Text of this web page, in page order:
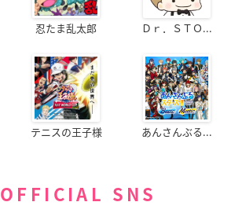
忍たま乱太郎 Ｄｒ．ＳＴＯ...
テニスの王子様 あんさんぶる...
OFFICIAL SNS